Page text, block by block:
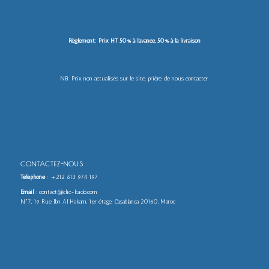
Règlement: Prix HT 50% à l’avance, 50% à la livraison
NB: Prix non actualisés sur le site. prière de nous contacter
CONTACTEZ-NOUS
Téléphone: +212 613 974 197
Email: contact@clic-kado.com
N°7, 19 Rue Ibn Al Hakam, 1er étage, Casablanca 20160, Maroc